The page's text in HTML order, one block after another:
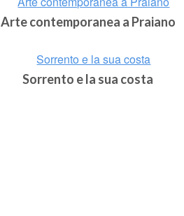
Arte contemporanea a Praiano
Sorrento e la sua costa